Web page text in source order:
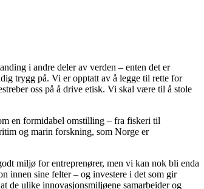
i andre deler av verden – enten det er
trygg på. Vi er opptatt av å legge til rette for
oss på å drive etisk. Vi skal være til å stole
en formidabel omstilling – fra fiskeri til
og marin forskning, som Norge er
miljø for entreprenører, men vi kan nok bli enda
innen sine felter – og investere i det som gir
de ulike innovasjonsmiljøene samarbeider og